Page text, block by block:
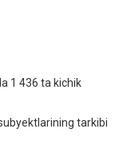
1 436 ta kichik
tarkibi